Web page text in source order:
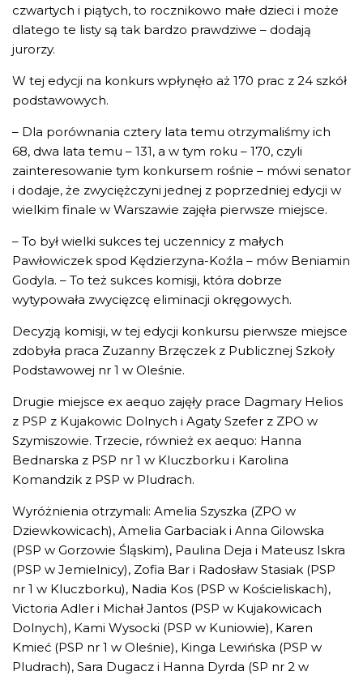
czwartych i piątych, to rocznikowo małe dzieci i może
dlatego te listy są tak bardzo prawdziwe – dodają
jurorzy.
W tej edycji na konkurs wpłynęło aż 170 prac z 24 szkół
podstawowych.
– Dla porównania cztery lata temu otrzymaliśmy ich
68, dwa lata temu – 131, a w tym roku – 170, czyli
zainteresowanie tym konkursem rośnie – mówi senator
i dodaje, że zwyciężczyni jednej z poprzedniej edycji w
wielkim finale w Warszawie zajęła pierwsze miejsce.
– To był wielki sukces tej uczennicy z małych
Pawłowiczek spod Kędzierzyna-Koźla – mów Beniamin
Godyla. – To też sukces komisji, która dobrze
wytypowała zwycięzcę eliminacji okręgowych.
Decyzją komisji, w tej edycji konkursu pierwsze miejsce
zdobyła praca Zuzanny Brzęczek z Publicznej Szkoły
Podstawowej nr 1 w Oleśnie.
Drugie miejsce ex aequo zajęły prace Dagmary Helios
z PSP z Kujakowic Dolnych i Agaty Szefer z ZPO w
Szymiszowie. Trzecie, również ex aequo: Hanna
Bednarska z PSP nr 1 w Kluczborku i Karolina
Komandzik z PSP w Pludrach.
Wyróżnienia otrzymali: Amelia Szyszka (ZPO w
Dziewkowicach), Amelia Garbaciak i Anna Gilowska
(PSP w Gorzowie Śląskim), Paulina Deja i Mateusz Iskra
(PSP w Jemielnicy), Zofia Bar i Radosław Stasiak (PSP
nr 1 w Kluczborku), Nadia Kos (PSP w Kościeliskach),
Victoria Adler i Michał Jantos (PSP w Kujakowicach
Dolnych), Kami Wysocki (PSP w Kuniowie), Karen
Kmieć (PSP nr 1 w Oleśnie), Kinga Lewińska (PSP w
Pludrach), Sara Dugacz i Hanna Dyrda (SP nr 2 w